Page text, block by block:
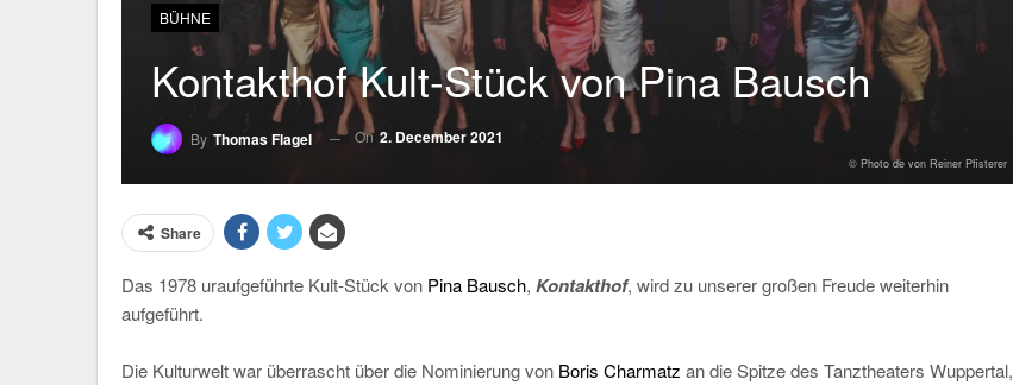
BÜHNE
Kontakthof Kult-Stück von Pina Bausch
By Thomas Flagel On 2. December 2021
© Photo de von Reiner Pfisterer
Share
Das 1978 uraufgeführte Kult-Stück von Pina Bausch, Kontakthof, wird zu unserer großen Freude weiterhin
aufgeführt.
Die Kulturwelt war überrascht über die Nominierung von Boris Charmatz an die Spitze des Tanztheaters Wuppertal,